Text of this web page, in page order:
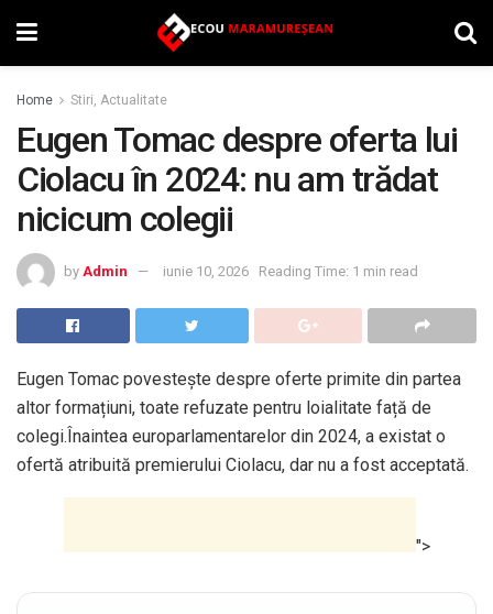
Home Stiri, Actualitate
Eugen Tomac despre oferta lui
Ciolacu în 2024: nu am trădat
nicicum colegii
by Admin iunie 10, 2026 Reading Time: 1 min read
Eugen Tomac povestește despre oferte primite din partea
altor formațiuni, toate refuzate pentru loialitate față de
colegi.Înaintea europarlamentarelor din 2024, a existat o
ofertă atribuită premierului Ciolacu, dar nu a fost acceptată.
">